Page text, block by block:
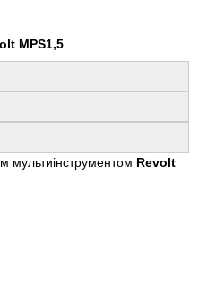
MPS1,5
мультиінструментом Revolt